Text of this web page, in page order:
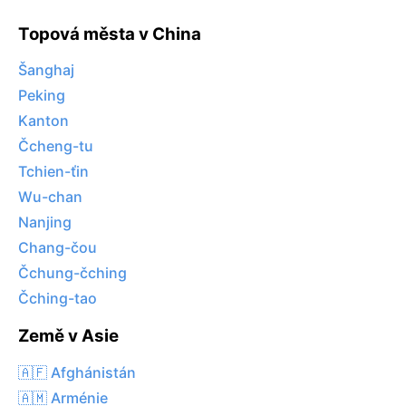
Topová města v China
Šanghaj
Peking
Kanton
Čcheng-tu
Tchien-ťin
Wu-chan
Nanjing
Chang-čou
Čchung-čching
Čching-tao
Země v Asie
🇦🇫 Afghánistán
🇦🇲 Arménie